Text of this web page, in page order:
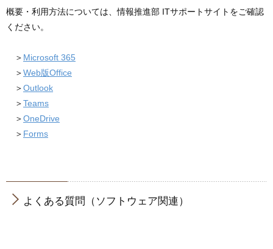
概要・利用方法については、情報推進部 ITサポートサイトをご確認
ください。
＞ Microsoft 365
＞Web版Office
＞Outlook
＞Teams
＞OneDrive
＞ Forms
よくある質問（ソフトウェア関連）